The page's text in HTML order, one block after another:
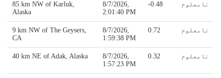
85 km NW of Karluk,
Alaska
8/7/2026,
2:01:40 PM
-0.48 نامعلوم
9 km NW of The Geysers,
CA
8/7/2026,
1:59:38 PM
0.72 نامعلوم
40 km NE of Adak, Alaska
8/7/2026,
1:57:23 PM
0.32 نامعلوم